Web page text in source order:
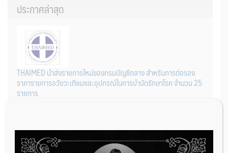
ประกาศล่าสุด
THAIMED นำส่งรายการใหม่ของกรมบัญชีกลาง สำหรับการต่อรอง
ราคารายการอวัยวะเทียมและอุปกรณ์ในการบำบัดรักษาโรค จำนวน 25
รายการ